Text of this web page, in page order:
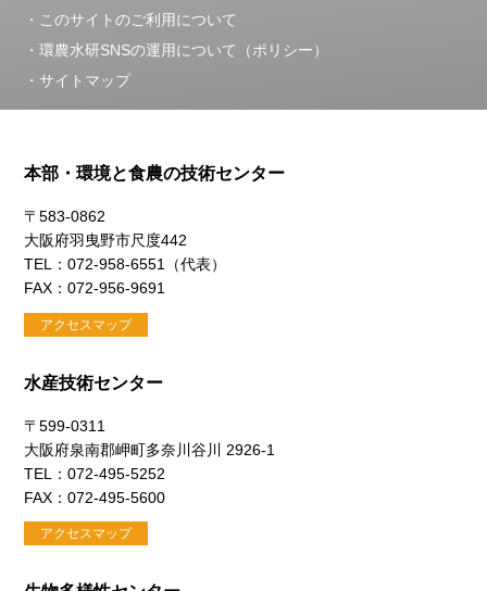
このサイトのご利用について
環農水研SNSの運用について（ポリシー）
サイトマップ
本部・環境と食農の技術センター
〒583-0862
大阪府羽曳野市尺度442
TEL：072-958-6551（代表）
FAX：072-956-9691
アクセスマップ
水産技術センター
〒599-0311
大阪府泉南郡岬町多奈川谷川 2926-1
TEL：072-495-5252
FAX：072-495-5600
アクセスマップ